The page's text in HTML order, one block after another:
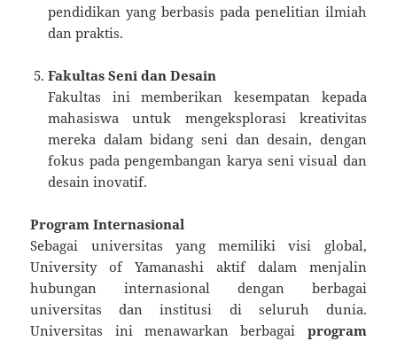
pendidikan yang berbasis pada penelitian ilmiah
dan praktis.
Fakultas Seni dan Desain
Fakultas ini memberikan kesempatan kepada
mahasiswa untuk mengeksplorasi kreativitas
mereka dalam bidang seni dan desain, dengan
fokus pada pengembangan karya seni visual dan
desain inovatif.
Program Internasional
Sebagai universitas yang memiliki visi global,
University of Yamanashi aktif dalam menjalin
hubungan internasional dengan berbagai
universitas dan institusi di seluruh dunia.
Universitas ini menawarkan berbagai program